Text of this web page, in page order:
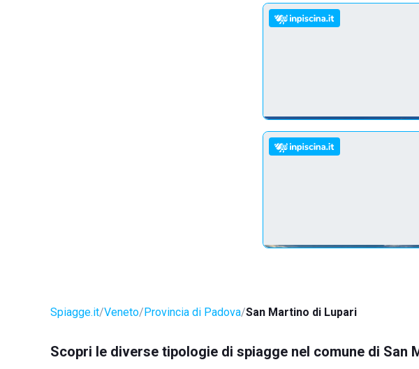
Spiagge.it Veneto Provincia di Padova San Martino di Lupari
Scopri le diverse tipologie di spiagge nel comune di San